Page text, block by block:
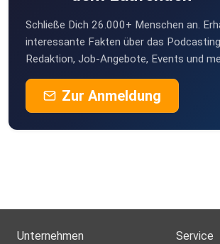
Schließe Dich 26.000+ Menschen an.
interessante Fakten über das
Redaktion, Job-Angebote, Events und
Zur Anmeldung
Unternehmen Service